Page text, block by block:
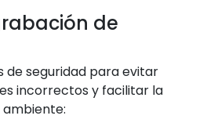
de
de seguridad para evitar
incorrectos y facilitar la